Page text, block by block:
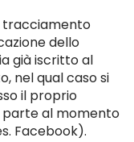
tracciamento
dello
già iscritto al
nel qual caso si
il proprio
al momento
Facebook).